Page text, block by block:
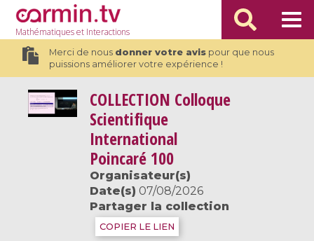
Mathématiqueset Interactions
Merci de nous donner votre avispour que nous
puissions améliorer votre expérience !
COLLECTION Colloque
Scientifique
International
Poincaré 100
Organisateur(s)
Date(s) 07/08/2026
Partager la collection
COPIER LE LIEN